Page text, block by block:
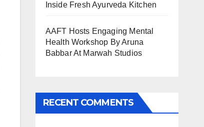
Inside Fresh Ayurveda Kitchen
AAFT Hosts Engaging Mental
Health Workshop By Aruna
Babbar At Marwah Studios
RECENT COMMENTS